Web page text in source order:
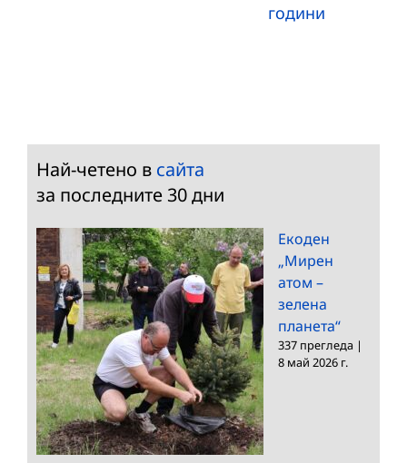
години
Най-четено в сайта
за последните 30 дни
Екоден
„Мирен
атом –
зелена
планета“
337 прегледа |
8 май 2026 г.